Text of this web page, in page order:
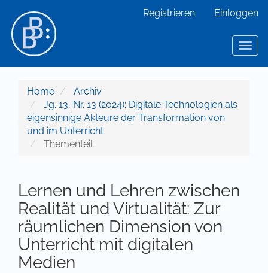
Hauptinhalt
Sidebar
Registrieren Einloggen
Home
Archiv
Jg. 13, Nr. 13 (2024): Digitale Technologien als
eigensinnige Akteure der Transformation von
und im Unterricht
Thementeil
Lernen und Lehren zwischen
Realität und Virtualität: Zur
räumlichen Dimension von
Unterricht mit digitalen
Medien